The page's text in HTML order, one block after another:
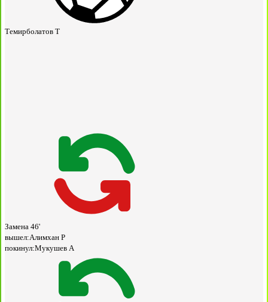
Темирболатов Т
Замена 46'
вышел:Алимхан Р
покинул:Мукушев А